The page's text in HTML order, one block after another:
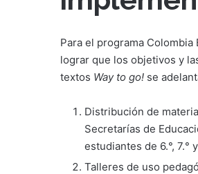
Para el programa
lograr que los objetivos y
textos Way to go! se
Distribución de
Secretarías de
estudiantes de 6.°, 7.° y
Talleres de uso